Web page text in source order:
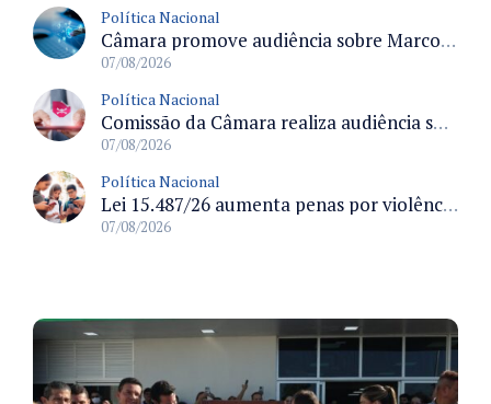
Política Nacional
Câmara promove audiência sobre Marco de Fomento à Economia Digital e impactos da inteligência artificial
07/08/2026
Política Nacional
Comissão da Câmara realiza audiência sobre apostas online para medir o tamanho do mercado ilegal
07/08/2026
Política Nacional
Lei 15.487/26 aumenta penas por violência sexual digital contra crianças e adolescentes e autoriza ronda virtual para investigação
07/08/2026